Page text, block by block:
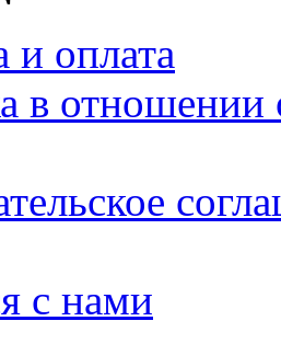
и оплата
в отношении
с нами